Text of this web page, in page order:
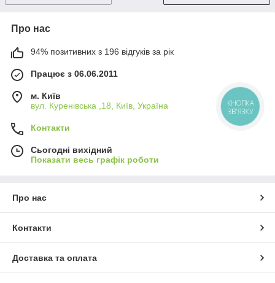
Про нас
94% позитивних з 196 відгуків за рік
Працює з 06.06.2011
м. Київ
вул. Куренівська ,18, Київ, Україна
Контакти
Сьогодні вихідний
Показати весь графік роботи
Про нас
Контакти
Доставка та оплата
КНОПКА
ЗВ'ЯЗКУ